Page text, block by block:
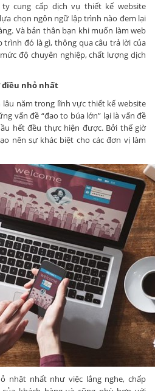
cung cấp dịch vụ thiết kế website
chọn ngôn ngữ lập trình nào đem lại
Và bản thân bạn khi muốn làm web
đó là gì, thông qua câu trả lời của
độ chuyên nghiệp, chất lượng dịch
điều nhỏ nhất
năm trong lĩnh vực thiết kế website
vấn đề “đao to búa lớn” lại là vấn đề
hết đều thực hiện được. Bởi thế giờ
nên sự khác biệt cho các đơn vị làm
nhặt nhất như việc lắng nghe, chấp